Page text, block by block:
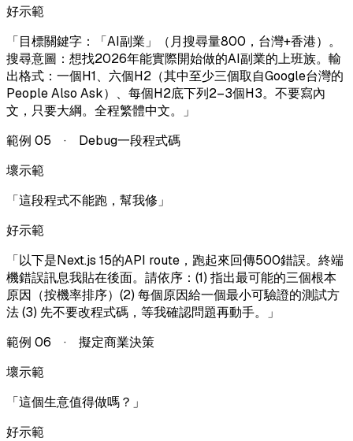
好示範
「目標關鍵字：「AI副業」（月搜尋量800，台灣+香港）。
搜尋意圖：想找2026年能實際開始做的AI副業的上班族。輸
出格式：一個H1、六個H2（其中至少三個取自Google台灣的
People Also Ask）、每個H2底下列2–3個H3。不要寫內
文，只要大綱。全程繁體中文。
」
範例 05 · Debug一段程式碼
壞示範
「這段程式不能跑，幫我修 」
好示範
「以下是Next.js 15的API route，跑起來回傳500錯誤。終端
機錯誤訊息我貼在後面。請依序：(1) 指出最可能的三個根本
原因（按機率排序）(2) 每個原因給一個最小可驗證的測試方
法 (3) 先不要改程式碼，等我確認問題再動手。
」
範例 06 · 擬定商業決策
壞示範
「這個生意值得做嗎？ 」
好示範